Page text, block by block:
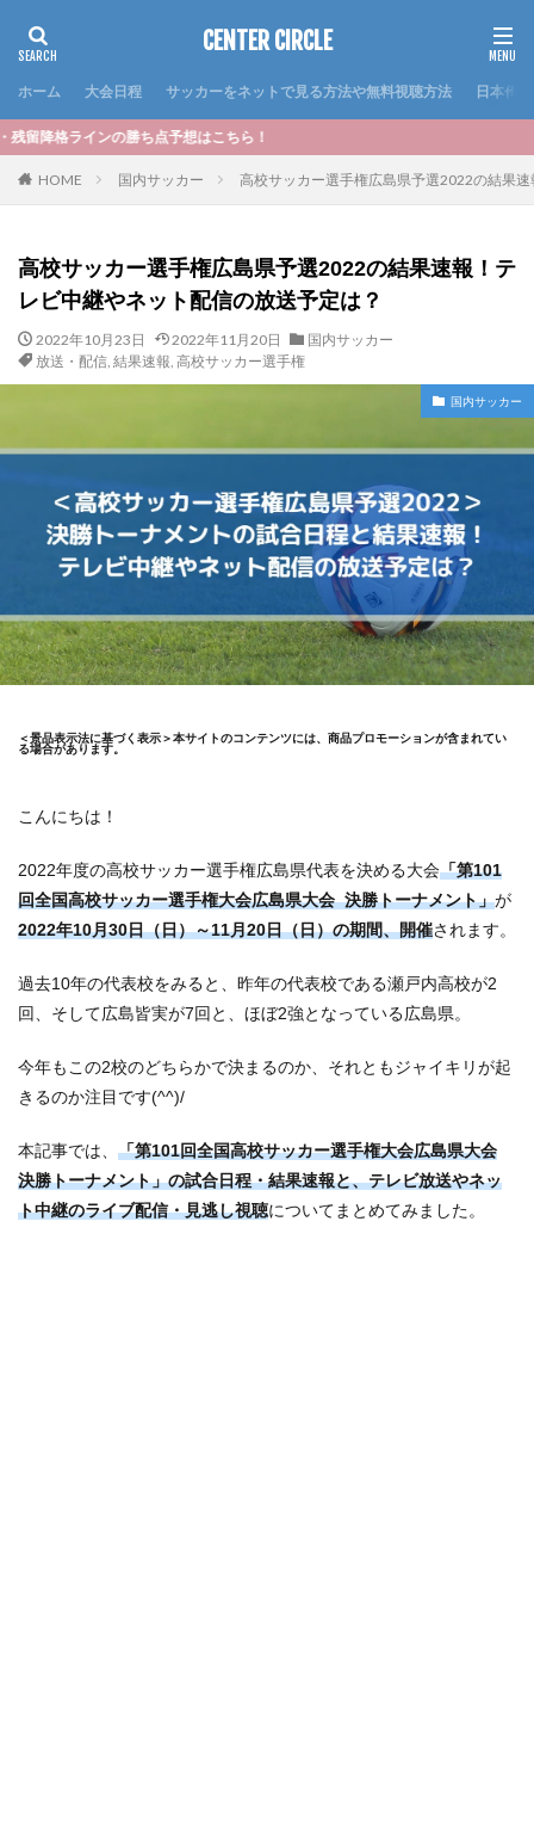
CENTER CIRCLE
ホーム 大会日程 サッカーをネットで見る方法や無料視聴方法 日本代表
予想はこちら！
HOME 国内サッカー 高校サッカー選手権広島県予選2022の結果
高校サッカー選手権広島県予選2022の結果速報！テ
レビ中継やネット配信の放送予定は？
2022年10月23日 2022年11月20日
国内サッカー
放送・配信, 結果速報, 高校サッカー選手権
国内サッカー
＜景品表示法に基づく表示＞本サイトのコンテンツには、商品プロモーションが含まれてい
る場合があります。
こんにちは！
2022年度の高校サッカー選手権広島県代表を決める大会「第101
回全国高校サッカー選手権大会広島県大会 決勝トーナメント」が
2022年10月30日（日）～11月20日（日）の期間、開催されます。
過去10年の代表校をみると、昨年の代表校である瀬戸内高校が2
回、そして広島皆実が7回と、ほぼ2強となっている広島県。
今年もこの2校のどちらかで決まるのか、それともジャイキリが起
きるのか注目です(^^)/
本記事では、 「第101回全国高校サッカー選手権大会広島県大会
決勝トーナメント」の試合日程・結果速報と、テレビ放送やネッ
ト中継のライブ配信・見逃し視聴についてまとめてみました。